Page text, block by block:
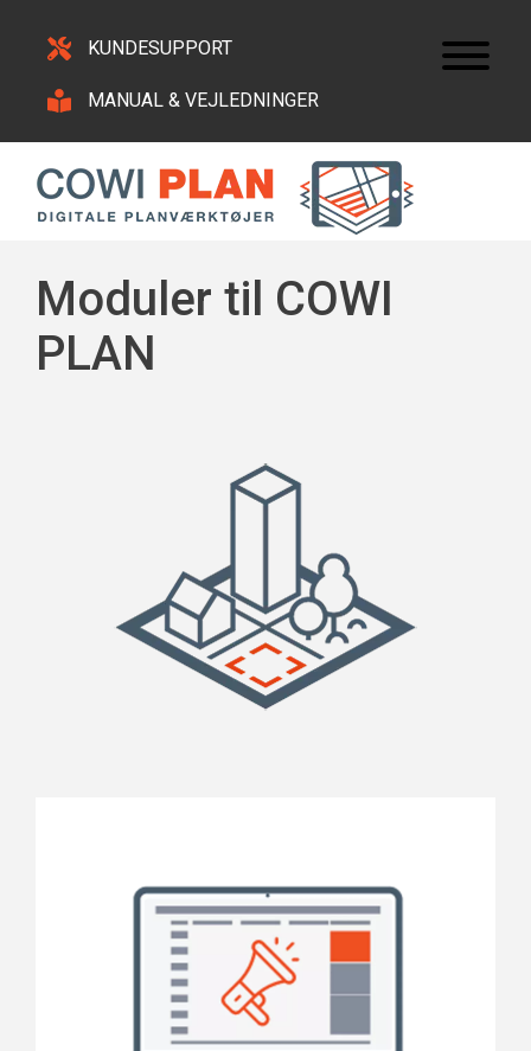
KUNDESUPPORT
MANUAL & VEJLEDNINGER
Moduler til COWI
PLAN